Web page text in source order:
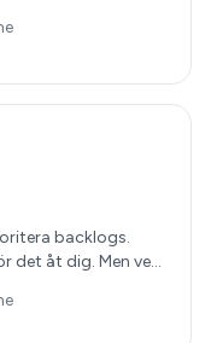
och
Vi visar en live-
med Q&A där du
och Leilei.
backlogs.
det åt dig. Men vem